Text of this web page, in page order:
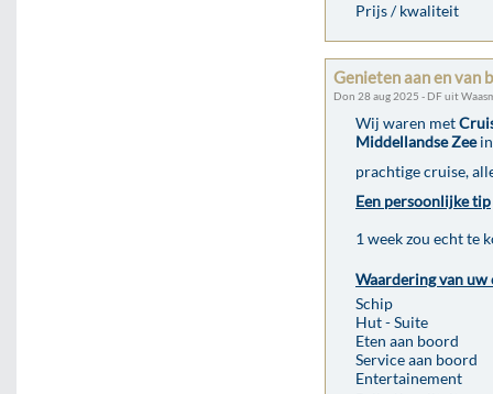
Prijs / kwaliteit
Genieten aan en van
Don 28 aug 2025 - DF uit
Wij waren met
Middellandse Zeein
prachtige cruise,
Een persoonlijke tip
1 week zou echt te
Waardering van uw
Schip
Hut - Suite
Eten aan boord
Service aan boord
Entertainement